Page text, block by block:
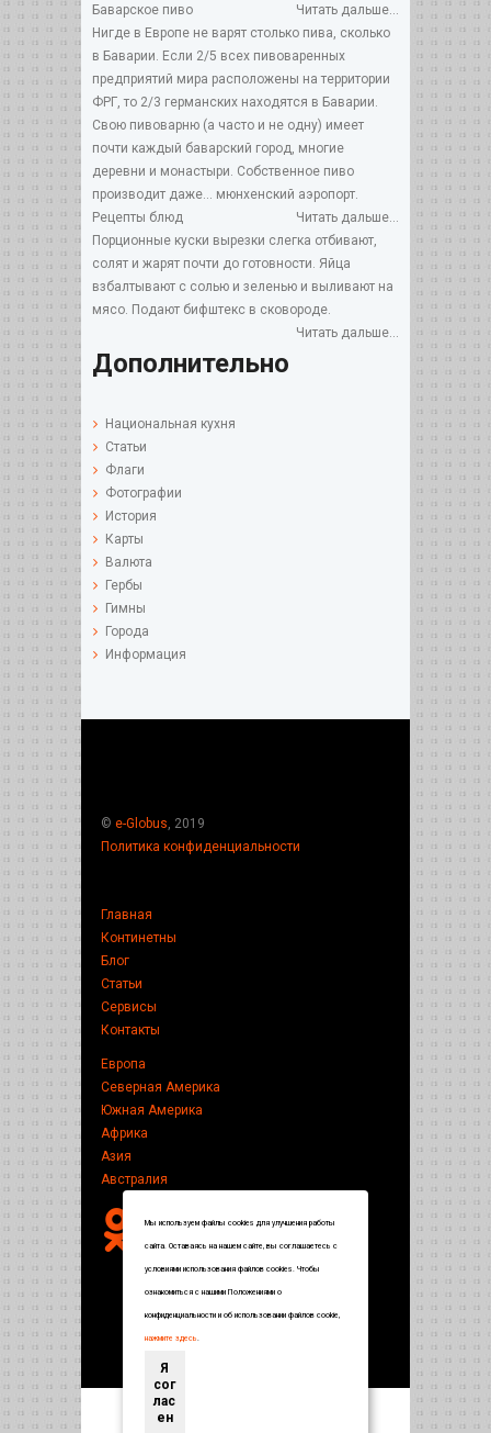
Читать дальше...
Баварское пиво
Нигде в Европе не варят столько пива, сколько
в Баварии. Если 2/5 всех пивоваренных
предприятий мира расположены на территории
ФРГ, то 2/3 германских находятся в Баварии.
Свою пивоварню (а часто и не одну) имеет
почти каждый баварский город, многие
деревни и монастыри. Собственное пиво
производит даже... мюнхенский аэропорт.
Читать дальше...
Рецепты блюд
Порционные куски вырезки слегка отбивают,
солят и жарят почти до готовности. Яйца
взбалтывают с солью и зеленью и выливают на
мясо. Подают бифштекс в сковороде.
Читать дальше...
Дополнительно
Национальная кухня
Статьи
Флаги
Фотографии
История
Карты
Валюта
Гербы
Гимны
Города
Информация
© e-Globus , 2019
Политика конфиденциальности
Главная
Континетны
Блог
Статьи
Сервисы
Контакты
Европа
Северная Америка
Южная Америка
Африка
Азия
Австралия
Энциклопедия по странам и городам
Мы используем файлы cookies для улучшения работы
сайта. Оставаясь на нашем сайте, вы соглашаетесь с
условиями использования файлов cookies. Чтобы
ознакомиться с нашими Положениями о
конфиденциальности и об использовании файлов cookie,
нажмите здесь.
Я
сог
лас
ен